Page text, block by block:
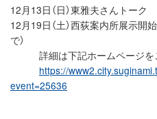
12月13日（日）東雅夫さんトーク
12月19日（土）西荻案内所展示開
で）
詳細は下記ホームページをご
https://
event=25636